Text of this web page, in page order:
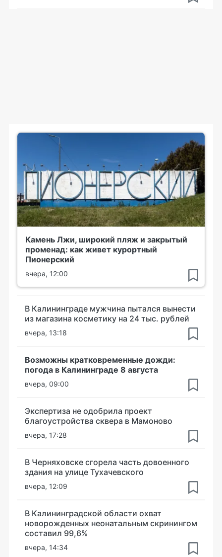
Камень Лжи, широкий пляж и закрытый
променад: как живет курортный
Пионерский
вчера, 12:00
В Калининграде мужчина пытался вынести
из магазина косметику на 24 тыс. рублей
вчера, 13:18
Возможны кратковременные дожди:
погода в Калининграде 8 августа
вчера, 09:00
Экспертиза не одобрила проект
благоустройства сквера в Мамоново
вчера, 17:28
В Черняховске сгорела часть довоенного
здания на улице Тухачевского
вчера, 12:09
В Калининградской области охват
новорожденных неонатальным скринингом
составил 99,6%
вчера, 14:34